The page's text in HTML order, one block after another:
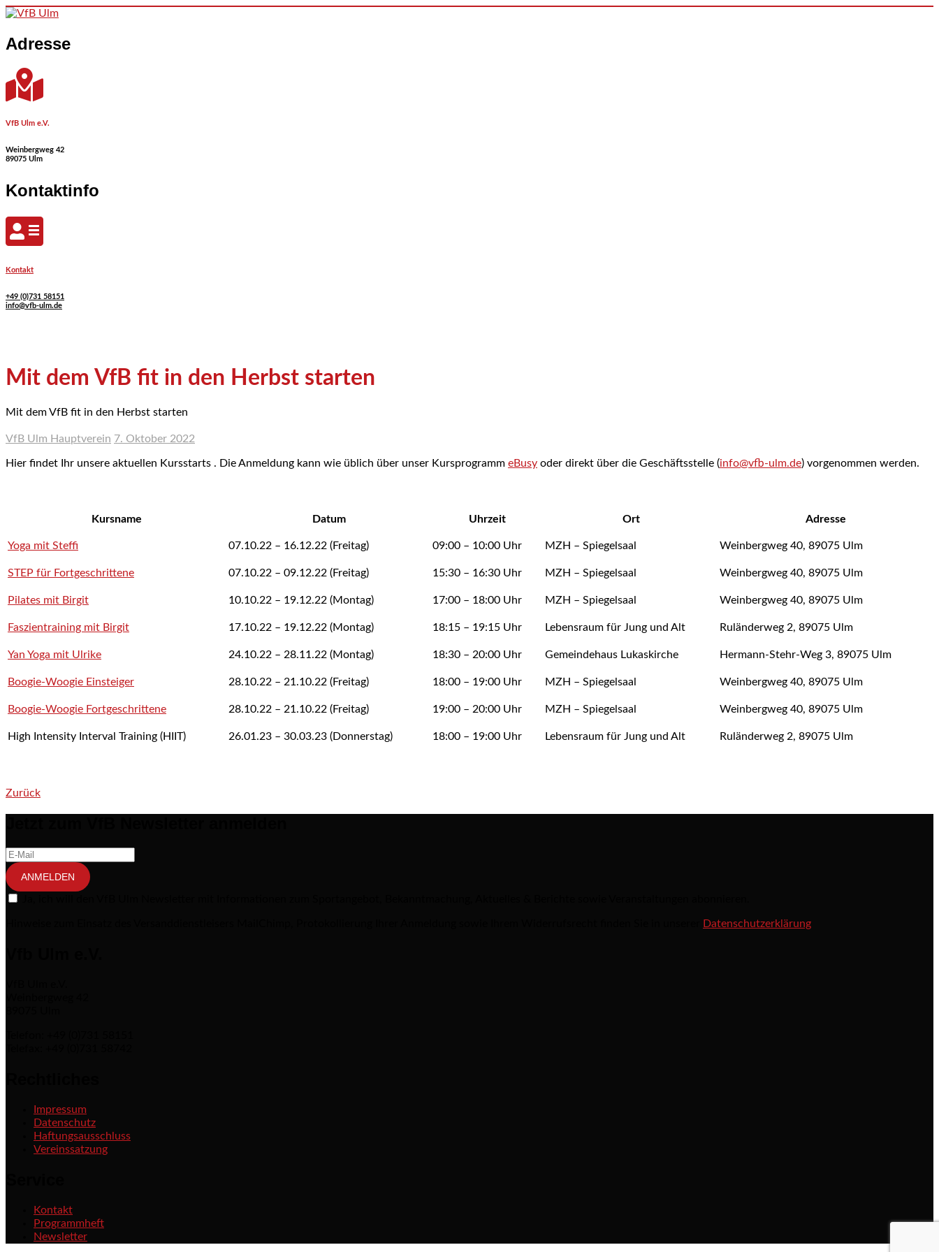
Skip to content
Adresse
VfB Ulm e.V.
Weinbergweg 42
89075 Ulm
Kontaktinfo
Kontakt
+49 (0)731 58151
info@vfb-ulm.de
Mit dem VfB fit in den Herbst starten
Mit dem VfB fit in den Herbst starten
VfB Ulm Hauptverein 7. Oktober 2022
Hier findet Ihr unsere aktuellen Kursstarts . Die Anmeldung kann wie üblich über unser Kursprogramm eBusy oder direkt über die Geschäftsstelle (info@vfb-ulm.de) vorgenommen werden.
Kursname Datum Uhrzeit Ort Adresse
Yoga mit Steffi 07.10.22 – 16.12.22 (Freitag) 09:00 – 10:00 Uhr MZH – Spiegelsaal Weinbergweg 40, 89075 Ulm
STEP für Fortgeschrittene 07.10.22 – 09.12.22 (Freitag) 15:30 – 16:30 Uhr MZH – Spiegelsaal Weinbergweg 40, 89075 Ulm
Pilates mit Birgit 10.10.22 – 19.12.22 (Montag) 17:00 – 18:00 Uhr MZH – Spiegelsaal Weinbergweg 40, 89075 Ulm
Faszientraining mit Birgit 17.10.22 – 19.12.22 (Montag) 18:15 – 19:15 Uhr Lebensraum für Jung und Alt Ruländerweg 2, 89075 Ulm
Yan Yoga mit Ulrike 24.10.22 – 28.11.22 (Montag) 18:30 – 20:00 Uhr Gemeindehaus Lukaskirche Hermann-Stehr-Weg 3, 89075 Ulm
Boogie-Woogie Einsteiger 28.10.22 – 21.10.22 (Freitag) 18:00 – 19:00 Uhr MZH – Spiegelsaal Weinbergweg 40, 89075 Ulm
Boogie-Woogie Fortgeschrittene 28.10.22 – 21.10.22 (Freitag) 19:00 – 20:00 Uhr MZH – Spiegelsaal Weinbergweg 40, 89075 Ulm
High Intensity Interval Training (HIIT) 26.01.23 – 30.03.23 (Donnerstag) 18:00 – 19:00 Uhr Lebensraum für Jung und Alt Ruländerweg 2, 89075 Ulm
Post navigation
Zurück
ANMELDEN
Datenschutzerklärung
Impressum
Datenschutz
Haftungsausschluss
Vereinssatzung
Kontakt
Programmheft
Newsletter